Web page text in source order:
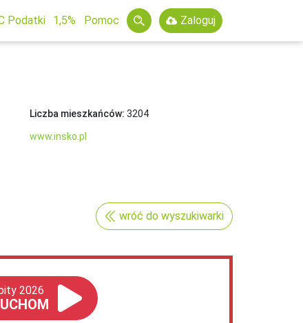
Podatki 1,5% Pomoc Zaloguj
Liczba mieszkańców: 3204
www.insko.pl
wróć do wyszukiwarki
2026